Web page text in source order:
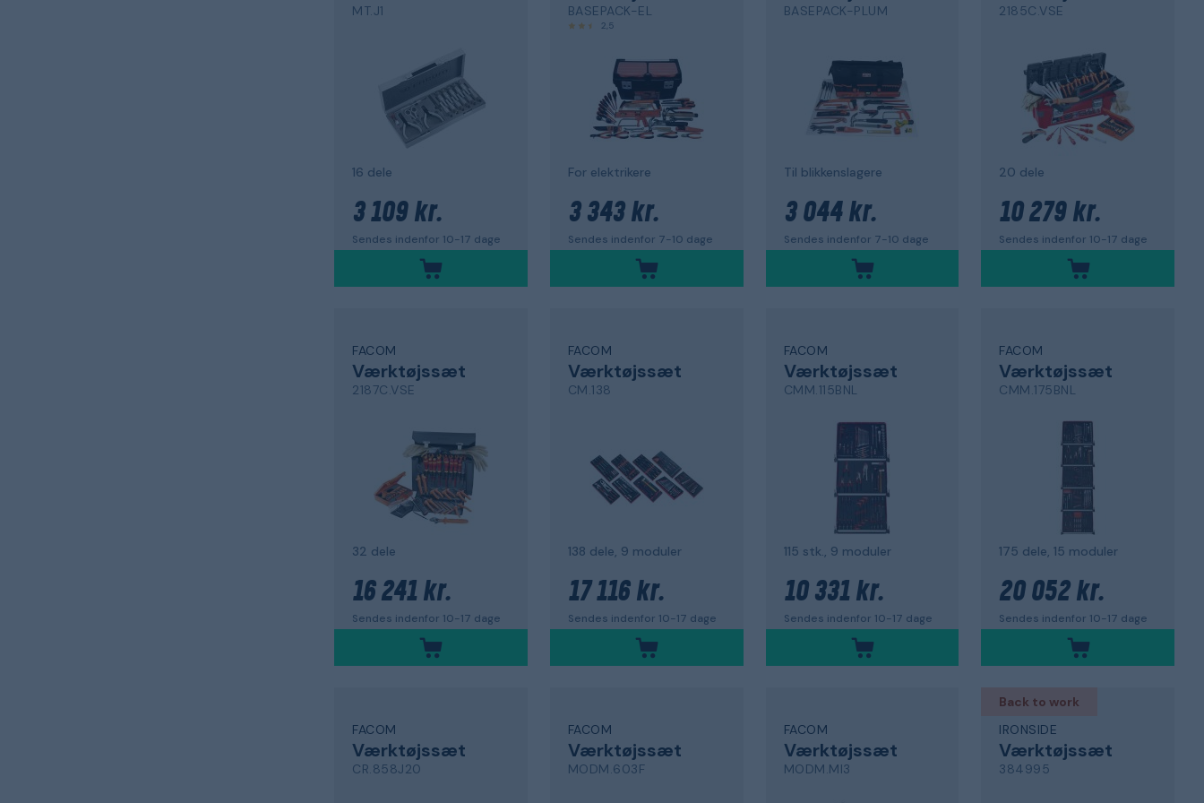
MT.J1
16 dele
3 109 kr.
Sendes indenfor 10-17 dage
BASEPACK-EL
2,5
For elektrikere
3 343 kr.
Sendes indenfor 7-10 dage
BASEPACK-PLUM
Til blikkenslagere
3 044 kr.
Sendes indenfor 7-10 dage
2185C.VSE
20 dele
10 279 kr.
Sendes indenfor 10-17 dage
FACOM
Værktøjssæt
2187C.VSE
32 dele
16 241 kr.
Sendes indenfor 10-17 dage
FACOM
Værktøjssæt
CM.138
138 dele, 9 moduler
17 116 kr.
Sendes indenfor 10-17 dage
FACOM
Værktøjssæt
CMM.115BNL
115 stk., 9 moduler
10 331 kr.
Sendes indenfor 10-17 dage
FACOM
Værktøjssæt
CMM.175BNL
175 dele, 15 moduler
20 052 kr.
Sendes indenfor 10-17 dage
FACOM
Værktøjssæt
CR.858J20
FACOM
Værktøjssæt
MODM.603F
FACOM
Værktøjssæt
MODM.MI3
Back to work
IRONSIDE
Værktøjssæt
384995